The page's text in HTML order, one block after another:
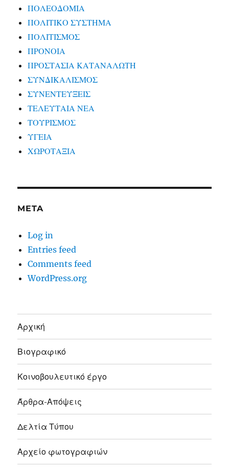
ΠΟΛΕΟΔΟΜΙΑ
ΠΟΛΙΤΙΚΟ ΣΥΣΤΗΜΑ
ΠΟΛΙΤΙΣΜΟΣ
ΠΡΟΝΟΙΑ
ΠΡΟΣΤΑΣΙΑ ΚΑΤΑΝΑΛΩΤΗ
ΣΥΝΔΙΚΑΛΙΣΜΟΣ
ΣΥΝΕΝΤΕΥΞΕΙΣ
ΤΕΛΕΥΤΑΙΑ ΝΕΑ
ΤΟΥΡΙΣΜΟΣ
ΥΓΕΙΑ
ΧΩΡΟΤΑΞΙΑ
META
Log in
Entries feed
Comments feed
WordPress.org
Αρχική
Βιογραφικό
Κοινοβουλευτικό έργο
Άρθρα-Απόψεις
Δελτία Τύπου
Αρχείο φωτογραφιών